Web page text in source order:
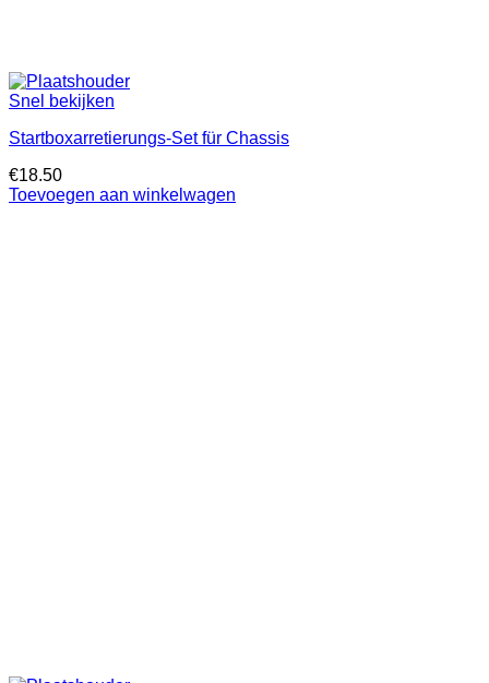
Snel bekijken
Startboxarretierungs-Set für Chassis
€18.50
Toevoegen aan winkelwagen